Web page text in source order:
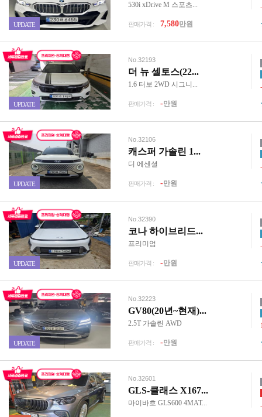
UPDATE
530i xDrive M 스포츠... -
판매가격 : 7,580만원
UPDATE
No.32193
더 뉴 셀토스(22...
1.6 터보 2WD 시그니... -
판매가격 : -만원
UPDATE
No.32106
캐스퍼 가솔린 1...
디 에센셜 -
판매가격 : -만원
UPDATE
No.32390
코나 하이브리드...
프리미엄 -
판매가격 : -만원
UPDATE
No.32223
GV80(20년~현재)...
2.5T 가솔린 AWD
판매가격 : -만원
No.32601
GLS-클래스 X167...
마이바흐 GLS600 4MAT... -